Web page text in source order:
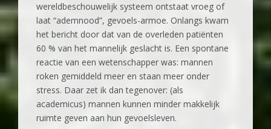
wereldbeschouwelijk systeem ontstaat vroeg of
laat “ademnood”, gevoels-armoe. Onlangs kwam
het bericht door dat van de overleden patiënten
60 % van het mannelijk geslacht is. Een spontane
reactie van een wetenschapper was: mannen
roken gemiddeld meer en staan meer onder
stress. Daar zet ik dan tegenover: (als
academicus) mannen kunnen minder makkelijk
ruimte geven aan hun gevoelsleven.